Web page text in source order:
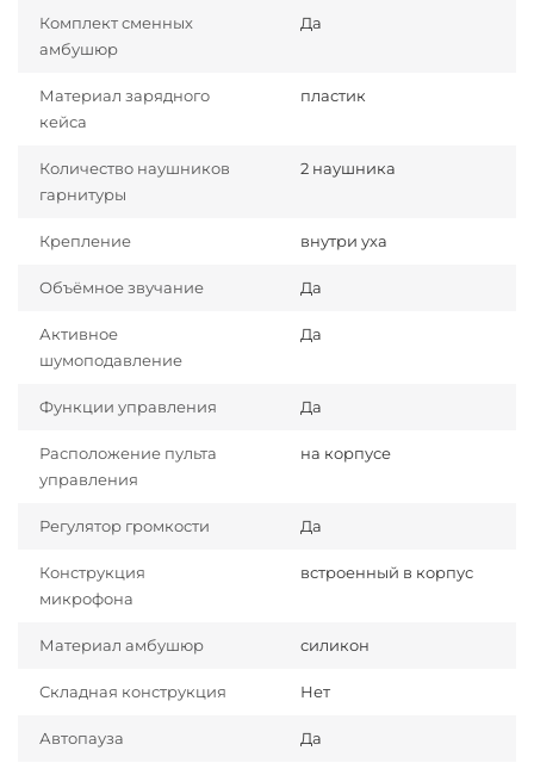
Комплект сменных
амбушюр
Да
Материал зарядного
кейса
пластик
Количество наушников
гарнитуры
2 наушника
Крепление внутри уха
Объёмное звучание Да
Активное
шумоподавление
Да
Функции управления Да
Расположение пульта
управления
на корпусе
Регулятор громкости Да
Конструкция
микрофона
встроенный в корпус
Материал амбушюр силикон
Складная конструкция Нет
Автопауза Да